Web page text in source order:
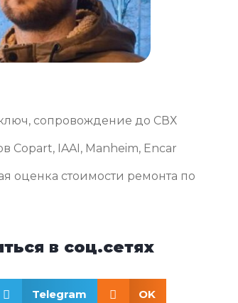
сопровождение до СВХ
Copart, IAAI, Manheim, Encar
оценка стоимости ремонта по
в соц.сетях
Telegram OK